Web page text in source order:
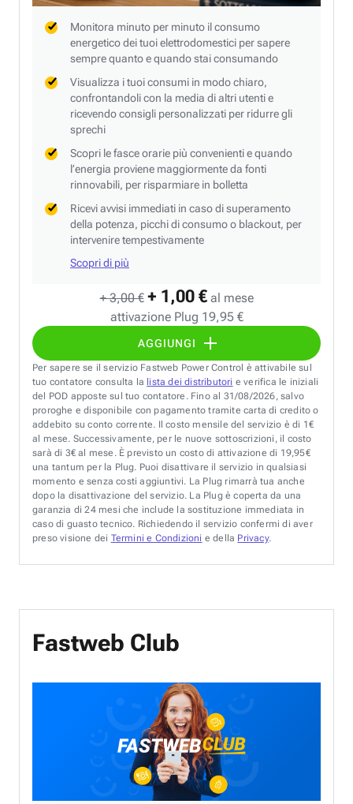
+ 3,00 € + 1,00 € al mese
attivazione Plug 19,95 €
AGGIUNGI
Monitora minuto per minuto il consumo
energetico dei tuoi elettrodomestici per sapere
sempre quanto e quando stai consumando
Visualizza i tuoi consumi in modo chiaro,
confrontandoli con la media di altri utenti e
ricevendo consigli personalizzati per ridurre gli
sprechi
Scopri le fasce orarie più convenienti e quando
l’energia proviene maggiormente da fonti
rinnovabili, per risparmiare in bolletta
Ricevi avvisi immediati in caso di superamento
della potenza, picchi di consumo o blackout, per
intervenire tempestivamente
Scopri di più
Per sapere se il servizio Fastweb Power Control è attivabile sul
tuo contatore consulta la lista dei distributori e verifica le iniziali
del POD apposte sul tuo contatore. Fino al 31/08/2026, salvo
proroghe e disponibile con pagamento tramite carta di credito o
addebito su conto corrente. Il costo mensile del servizio è di 1€
al mese. Successivamente, per le nuove sottoscrizioni, il costo
sarà di 3€ al mese. È previsto un costo di attivazione di 19,95€
una tantum per la Plug. Puoi disattivare il servizio in qualsiasi
momento e senza costi aggiuntivi. La Plug rimarrà tua anche
dopo la disattivazione del servizio. La Plug è coperta da una
garanzia di 24 mesi che include la sostituzione immediata in
caso di guasto tecnico. Richiedendo il servizio confermi di aver
preso visione dei Termini e Condizioni e della Privacy.
Fastweb Club